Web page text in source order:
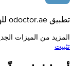
تطبيق odoctor.ae للهاتف
المزيد من الميزات
تثبيت